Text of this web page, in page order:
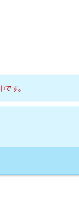
す。